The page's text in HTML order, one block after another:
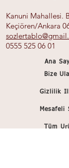
Kanuni Mahallesi.
Keçiören/Ankara
0555 525 06 01
Ana
Bize
Gizlilik
Tüm